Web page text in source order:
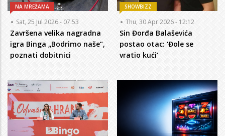
NA MREŽAMA
Sat, 25 Jul 2026 - 07:53
Završena velika nagradna
igra Binga „Bodrimo naše“,
poznati dobitnici
SHOWBIZZ
Thu, 30 Apr 2026 - 12:12
Sin Đorđa Balaševića
postao otac: ‘Đole se
vratio kući’